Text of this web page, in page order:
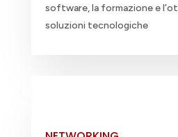
software, la formazione e
soluzioni tecnologiche